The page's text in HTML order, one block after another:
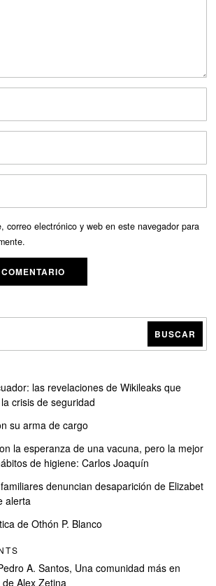
correo electrónico y web en este navegador para
BUSCAR
las revelaciones de Wikileaks que
crisis de seguridad
su arma de cargo
la esperanza de una vacuna, pero la mejor
de higiene: Carlos Joaquín
denuncian desaparición de Elizabet
alerta
de Othón P. Blanco
A. Santos, Una comunidad más en
Alex Zetina